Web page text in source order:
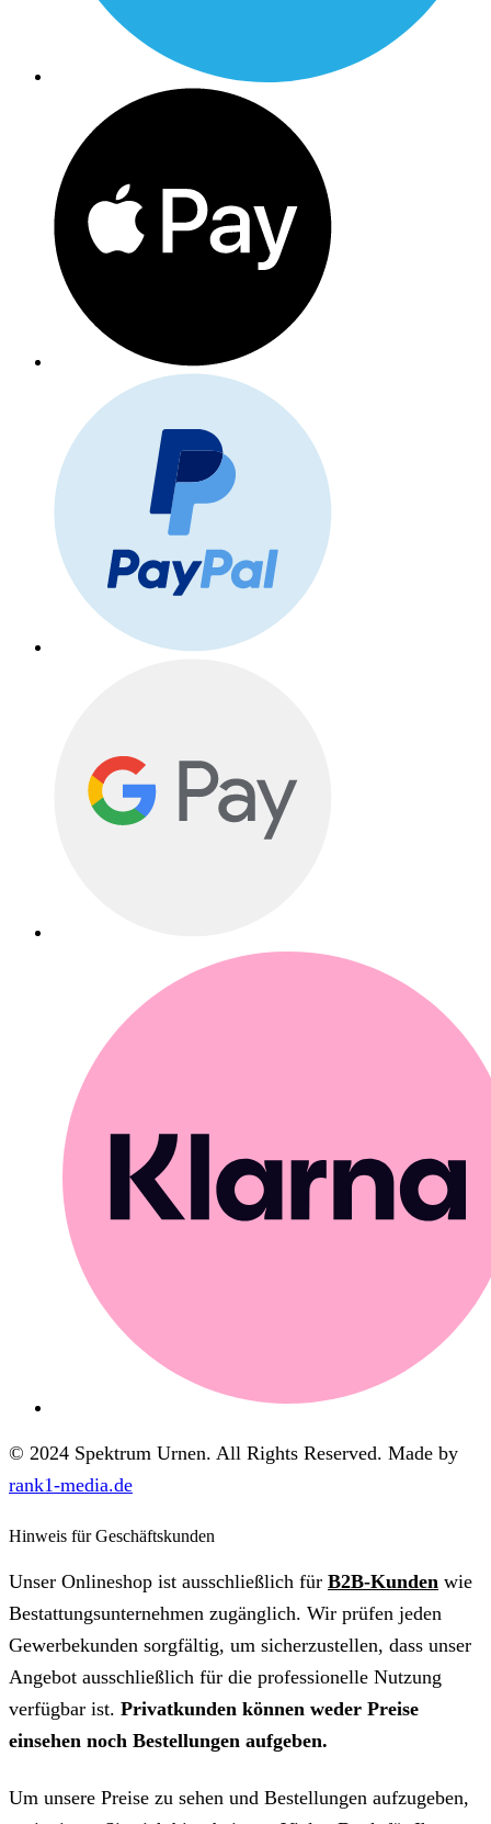
© 2024 Spektrum Urnen. All Rights Reserved. Made by
rank1-media.de
Hinweis für Geschäftskunden
Unser Onlineshop ist ausschließlich für B2B-Kunden wie
Bestattungsunternehmen zugänglich. Wir prüfen jeden
Gewerbekunden sorgfältig, um sicherzustellen, dass unser
Angebot ausschließlich für die professionelle Nutzung
verfügbar ist. Privatkunden können weder Preise
einsehen noch Bestellungen aufgeben.
Um unsere Preise zu sehen und Bestellungen aufzugeben,